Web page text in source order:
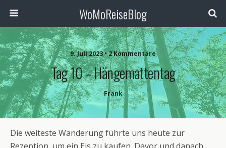
WoMoReiseBlog
9. Juli 2023 • 2 Kommentare
Tag 10 – Hängemattentag
Frank
Die weiteste Wanderung führte uns heute zur